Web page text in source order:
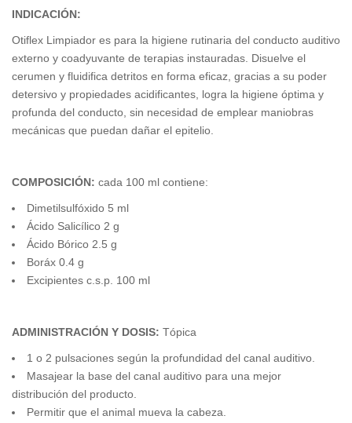
INDICACIÓN:
Otiflex Limpiador es para la higiene rutinaria del conducto auditivo
externo y coadyuvante de terapias instauradas. Disuelve el
cerumen y fluidifica detritos en forma eficaz, gracias a su poder
detersivo y propiedades acidificantes, logra la higiene óptima y
profunda del conducto, sin necesidad de emplear maniobras
mecánicas que puedan dañar el epitelio.
COMPOSICIÓN: cada 100 ml contiene:
Dimetilsulfóxido 5 ml
Ácido Salicílico 2 g
Ácido Bórico 2.5 g
Boráx 0.4 g
Excipientes c.s.p. 100 ml
ADMINISTRACIÓN Y DOSIS: Tópica
1 o 2 pulsaciones según la profundidad del canal auditivo.
Masajear la base del canal auditivo para una mejor
distribución del producto.
Permitir que el animal mueva la cabeza.